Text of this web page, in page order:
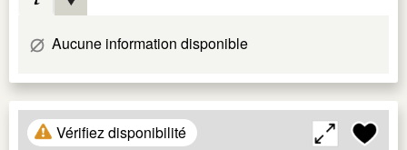
Aucune information disponible
Vérifiez disponibilité